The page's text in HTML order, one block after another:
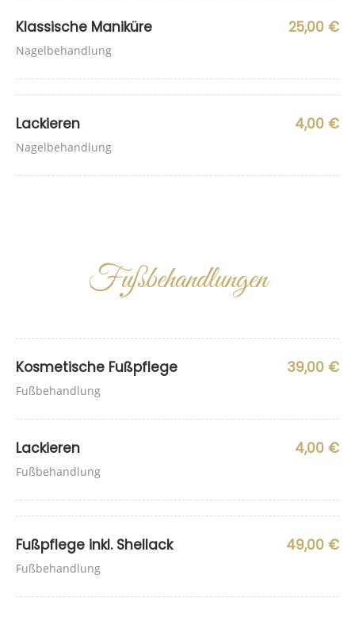
Klassische Maniküre
Nagelbehandlung
25,00 €
Lackieren
Nagelbehandlung
4,00 €
Fußbehandlungen
Kosmetische Fußpflege
Fußbehandlung
39,00 €
Lackieren
Fußbehandlung
4,00 €
Fußpflege inkl. Shellack
Fußbehandlung
49,00 €